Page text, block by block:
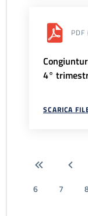
PDF
4°
SCARICA
6
7